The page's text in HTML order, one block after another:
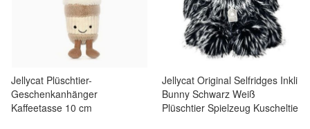
Jellycat Plüschtier-
Geschenkanhänger
Kaffeetasse 10 cm
Jellycat Original Selfridges Inkli
Bunny Schwarz Weiß
Plüschtier Spielzeug Kuscheltie